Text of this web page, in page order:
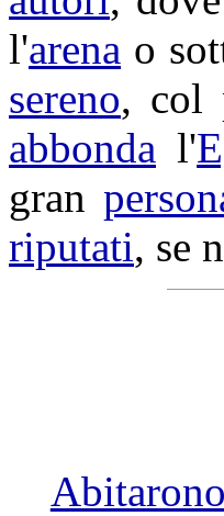
l'arena o
sereno, col
abbonda l'
gran
riputati, se
Abitarono